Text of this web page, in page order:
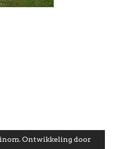
Ontwikkeling door